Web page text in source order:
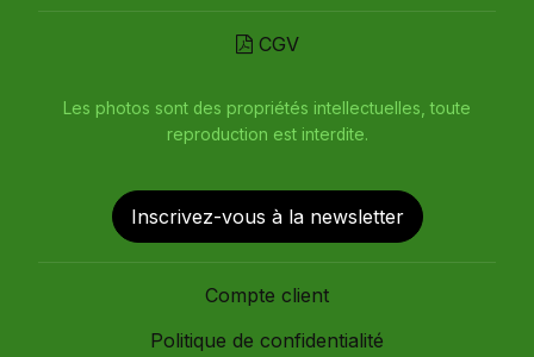
CGV
Les photos sont des propriétés intellectuelles, toute
reproduction est interdite.
Inscrivez-vous à la newsletter
Compte client
Politique de confidentialité